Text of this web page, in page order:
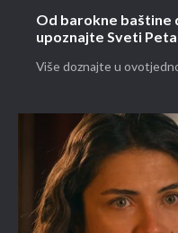
Od barokne baštine
upoznajte Sveti
Više doznajte u